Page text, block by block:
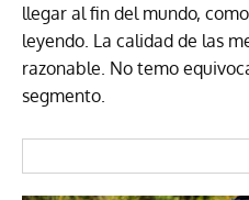
llegar al fin del mundo,
leyendo. La calidad de las
razonable. No temo
segmento.